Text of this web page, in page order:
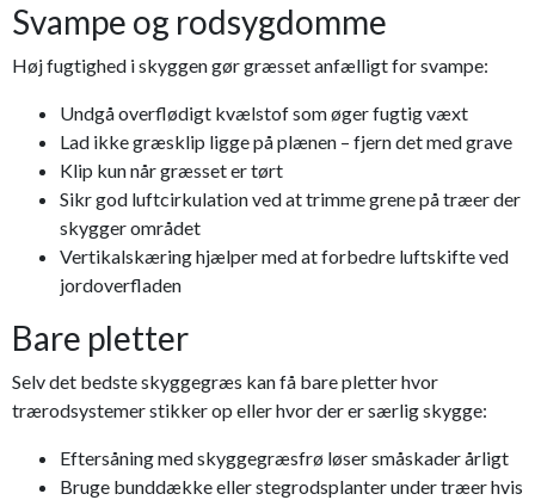
Svampe og rodsygdomme
Høj fugtighed i skyggen gør græsset anfælligt for svampe:
Undgå overflødigt kvælstof som øger fugtig væxt
Lad ikke græsklip ligge på plænen – fjern det med grave
Klip kun når græsset er tørt
Sikr god luftcirkulation ved at trimme grene på træer der
skygger området
Vertikalskæring hjælper med at forbedre luftskifte ved
jordoverfladen
Bare pletter
Selv det bedste skyggegræs kan få bare pletter hvor
trærodsystemer stikker op eller hvor der er særlig skygge:
Eftersåning med skyggegræsfrø løser småskader årligt
Bruge bunddække eller stegrodsplanter under træer hvis